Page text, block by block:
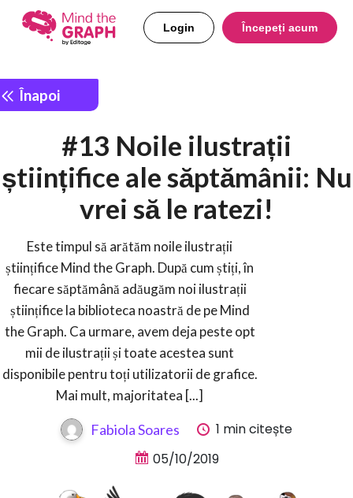
Login Începeți acum
Înapoi
#13 Noile ilustrații
științifice ale săptămânii: Nu
vrei să le ratezi!
Este timpul să arătăm noile ilustrații
științifice Mind the Graph. După cum știți, în
fiecare săptămână adăugăm noi ilustrații
științifice la biblioteca noastră de pe Mind
the Graph. Ca urmare, avem deja peste opt
mii de ilustrații și toate acestea sunt
disponibile pentru toți utilizatorii de grafice.
Mai mult, majoritatea [...]
Fabiola Soares
1 min citește
05/10/2019